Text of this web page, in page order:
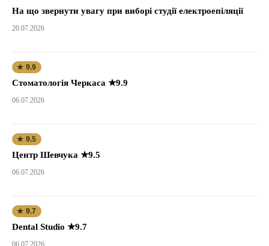
На що звернути увагу при виборі студії електроепіляції
20.07.2026
★ 9.9
Стоматологія Черкаса ★9.9
06.07.2026
★ 9.5
Центр Шевчука ★9.5
06.07.2026
★ 9.7
Dental Studio ★9.7
06.07.2026